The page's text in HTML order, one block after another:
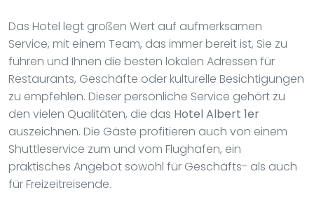
Das Hotel legt großen Wert auf aufmerksamen
Service, mit einem Team, das immer bereit ist, Sie zu
führen und Ihnen die besten lokalen Adressen für
Restaurants, Geschäfte oder kulturelle Besichtigungen
zu empfehlen. Dieser persönliche Service gehört zu
den vielen Qualitäten, die das Hotel Albert 1er
auszeichnen. Die Gäste profitieren auch von einem
Shuttleservice zum und vom Flughafen, ein
praktisches Angebot sowohl für Geschäfts- als auch
für Freizeitreisende.